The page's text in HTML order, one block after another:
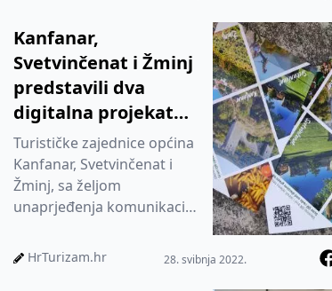
Kanfanar,
Svetvinčenat i Žminj
predstavili dva
digitalna projekata
za iznajmljivače
Turističke zajednice općina
Kanfanar, Svetvinčenat i
Žminj, sa željom
unaprjeđenja komunikacije
toga područja te dodatne...
HrTurizam.hr 28. svibnja 2022.